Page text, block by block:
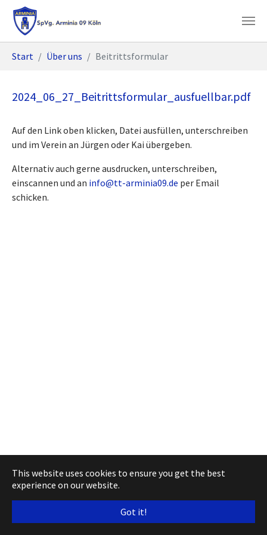
This website uses cookies to ensure you get the best
experience on our website.
Got it!
Skip to main content
You are here:
Start Über uns Beitrittsformular
2024_06_27_Beitrittsformular_ausfuellbar.pdf
Auf den Link oben klicken, Datei ausfüllen, unterschreiben
und im Verein an Jürgen oder Kai übergeben.
Alternativ auch gerne ausdrucken, unterschreiben,
einscannen und an info@tt-arminia09.de per Email
schicken.